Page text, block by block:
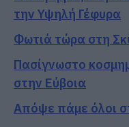
την Υψηλή Γέφυρα
Φωτιά τώρα στη
Πασίγνωστο
στην Εύβοια
Απόψε πάμε όλοι